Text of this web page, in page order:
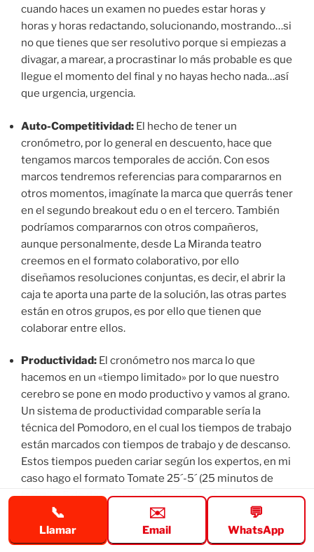
cuando haces un examen no puedes estar horas y
horas y horas redactando, solucionando, mostrando…si
no que tienes que ser resolutivo porque si empiezas a
divagar, a marear, a procrastinar lo más probable es que
llegue el momento del final y no hayas hecho nada…así
que urgencia, urgencia.
Auto-Competitividad: El hecho de tener un
cronómetro, por lo general en descuento, hace que
tengamos marcos temporales de acción. Con esos
marcos tendremos referencias para compararnos en
otros momentos, imagínate la marca que querrás tener
en el segundo breakout edu o en el tercero. También
podríamos compararnos con otros compañeros,
aunque personalmente, desde La Miranda teatro
creemos en el formato colaborativo, por ello
diseñamos resoluciones conjuntas, es decir, el abrir la
caja te aporta una parte de la solución, las otras partes
están en otros grupos, es por ello que tienen que
colaborar entre ellos.
Productividad: El cronómetro nos marca lo que
hacemos en un «tiempo limitado» por lo que nuestro
cerebro se pone en modo productivo y vamos al grano.
Un sistema de productividad comparable sería la
técnica del Pomodoro, en el cual los tiempos de trabajo
están marcados con tiempos de trabajo y de descanso.
Estos tiempos pueden cariar según los expertos, en mi
caso hago el formato Tomate 25´-5´ (25 minutos de
trabajo- 5 de descanso) en bloques de 4
tomates.tienen un tomate de tiempo. Totalmente
recomendable: vamos al grano.
📞
Llamar
✉️
Email
💬
WhatsApp